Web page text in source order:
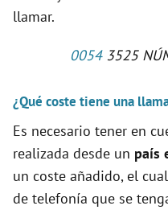
llamar.
00543525
¿Qué coste tiene una
Es necesario tener en
realizada desde un país
un coste añadido, el
de telefonía que se